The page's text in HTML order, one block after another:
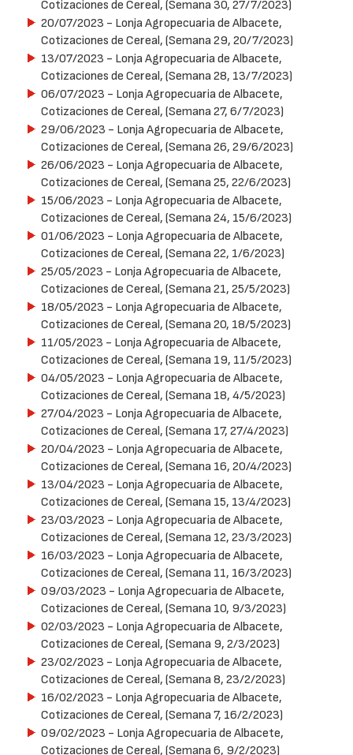
Cotizaciones de Cereal, (Semana 30, 27/7/2023)
20/07/2023 - Lonja Agropecuaria de Albacete,
Cotizaciones de Cereal, (Semana 29, 20/7/2023)
13/07/2023 - Lonja Agropecuaria de Albacete,
Cotizaciones de Cereal, (Semana 28, 13/7/2023)
06/07/2023 - Lonja Agropecuaria de Albacete,
Cotizaciones de Cereal, (Semana 27, 6/7/2023)
29/06/2023 - Lonja Agropecuaria de Albacete,
Cotizaciones de Cereal, (Semana 26, 29/6/2023)
26/06/2023 - Lonja Agropecuaria de Albacete,
Cotizaciones de Cereal, (Semana 25, 22/6/2023)
15/06/2023 - Lonja Agropecuaria de Albacete,
Cotizaciones de Cereal, (Semana 24, 15/6/2023)
01/06/2023 - Lonja Agropecuaria de Albacete,
Cotizaciones de Cereal, (Semana 22, 1/6/2023)
25/05/2023 - Lonja Agropecuaria de Albacete,
Cotizaciones de Cereal, (Semana 21, 25/5/2023)
18/05/2023 - Lonja Agropecuaria de Albacete,
Cotizaciones de Cereal, (Semana 20, 18/5/2023)
11/05/2023 - Lonja Agropecuaria de Albacete,
Cotizaciones de Cereal, (Semana 19, 11/5/2023)
04/05/2023 - Lonja Agropecuaria de Albacete,
Cotizaciones de Cereal, (Semana 18, 4/5/2023)
27/04/2023 - Lonja Agropecuaria de Albacete,
Cotizaciones de Cereal, (Semana 17, 27/4/2023)
20/04/2023 - Lonja Agropecuaria de Albacete,
Cotizaciones de Cereal, (Semana 16, 20/4/2023)
13/04/2023 - Lonja Agropecuaria de Albacete,
Cotizaciones de Cereal, (Semana 15, 13/4/2023)
23/03/2023 - Lonja Agropecuaria de Albacete,
Cotizaciones de Cereal, (Semana 12, 23/3/2023)
16/03/2023 - Lonja Agropecuaria de Albacete,
Cotizaciones de Cereal, (Semana 11, 16/3/2023)
09/03/2023 - Lonja Agropecuaria de Albacete,
Cotizaciones de Cereal, (Semana 10, 9/3/2023)
02/03/2023 - Lonja Agropecuaria de Albacete,
Cotizaciones de Cereal, (Semana 9, 2/3/2023)
23/02/2023 - Lonja Agropecuaria de Albacete,
Cotizaciones de Cereal, (Semana 8, 23/2/2023)
16/02/2023 - Lonja Agropecuaria de Albacete,
Cotizaciones de Cereal, (Semana 7, 16/2/2023)
09/02/2023 - Lonja Agropecuaria de Albacete,
Cotizaciones de Cereal, (Semana 6, 9/2/2023)